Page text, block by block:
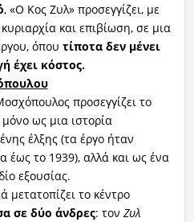
, «Ο Κος Ζυλ» προσεγγίζει, με
και επιβίωση, σε μια
όπου τίποτα δεν μένει
έχει κόστος.
προσεγγίζει το
ως μια ιστορία
έλξης (τα έργο ήταν
έως το 1939), αλλά και ως ένα
εξουσίας.
μετατοπίζει το κέντρο
σε δύο άνδρες: τον Ζυλ